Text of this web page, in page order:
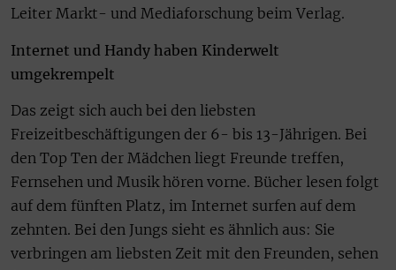
Leiter Markt- und Mediaforschung beim Verlag.
Internet und Handy haben Kinderwelt
umgekrempelt
Das zeigt sich auch bei den liebsten
Freizeitbeschäftigungen der 6- bis 13-Jährigen. Bei
den Top Ten der Mädchen liegt Freunde treffen,
Fernsehen und Musik hören vorne. Bücher lesen folgt
auf dem fünften Platz, im Internet surfen auf dem
zehnten. Bei den Jungs sieht es ähnlich aus: Sie
verbringen am liebsten Zeit mit den Freunden, sehen